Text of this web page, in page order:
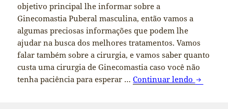
objetivo principal lhe informar sobre a
Ginecomastia Puberal masculina, então vamos a
algumas preciosas informações que podem lhe
ajudar na busca dos melhores tratamentos. Vamos
falar também sobre a cirurgia, e vamos saber quanto
custa uma cirurgia de Ginecomastia caso você não
tenha paciência para esperar …Continuar lendo Quanto